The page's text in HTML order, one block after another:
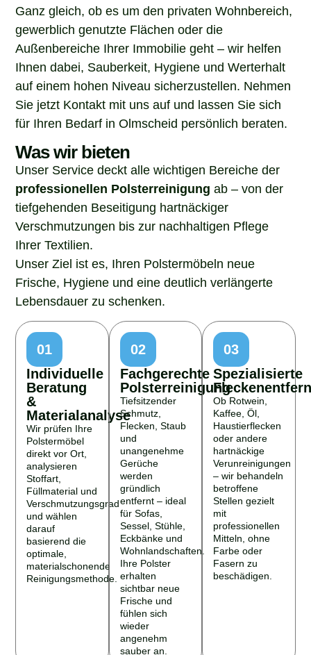
Ganz gleich, ob es um den privaten Wohnbereich,
gewerblich genutzte Flächen oder die
Außenbereiche Ihrer Immobilie geht – wir helfen
Ihnen dabei, Sauberkeit, Hygiene und Werterhalt
auf einem hohen Niveau sicherzustellen. Nehmen
Sie jetzt Kontakt mit uns auf und lassen Sie sich
für Ihren Bedarf in Olmscheid persönlich beraten.
Was wir bieten
Unser Service deckt alle wichtigen Bereiche der
professionellen Polsterreinigung ab – von der
tiefgehenden Beseitigung hartnäckiger
Verschmutzungen bis zur nachhaltigen Pflege
Ihrer Textilien.
Unser Ziel ist es, Ihren Polstermöbeln neue
Frische, Hygiene und eine deutlich verlängerte
Lebensdauer zu schenken.
01
Individuelle
Beratung
&
Materialanalyse
Wir prüfen Ihre
Polstermöbel
direkt vor Ort,
analysieren
Stoffart,
Füllmaterial und
Verschmutzungsgrad
und wählen
darauf
basierend die
optimale,
materialschonende
Reinigungsmethode.
02
Fachgerechte
Polsterreinigung
Tiefsitzender
Schmutz,
Flecken, Staub
und
unangenehme
Gerüche
werden
gründlich
entfernt – ideal
für Sofas,
Sessel, Stühle,
Eckbänke und
Wohnlandschaften.
Ihre Polster
erhalten
sichtbar neue
Frische und
fühlen sich
wieder
angenehm
sauber an.
03
Spezialisierte
Ob Rotwein,
Kaffee, Öl,
Haustierflecken
oder andere
hartnäckige
Verunreinigungen
– wir behandeln
betroffene
Stellen gezielt
mit
professionellen
Mitteln, ohne
Farbe oder
Fasern zu
beschädigen.